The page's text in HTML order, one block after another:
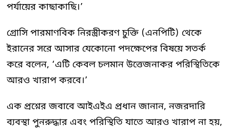
পর্যায়ের কাছাকাছি।’
গ্রোসি পারমাণবিক নিরস্ত্রীকরণ চুক্তি (এনপিটি) থেকে
ইরানের সরে আসার যেকোনো পদক্ষেপের বিষয়ে সতর্ক
করে বলেন, ‘এটি কেবল চলমান উত্তেজনাকর পরিস্থিতিকে
আরও খারাপ করবে।’
এক প্রশ্নের জবাবে আইএইএ প্রধান জানান, নজরদারি
ব্যবস্থা পুনরুদ্ধার এবং পরিস্থিতি যাতে আরও খারাপ না হয়,